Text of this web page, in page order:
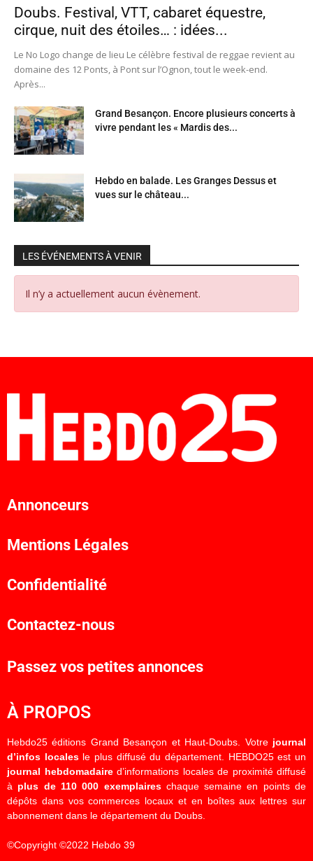
Doubs. Festival, VTT, cabaret équestre,
cirque, nuit des étoiles… : idées...
Le No Logo change de lieu Le célèbre festival de reggae revient au
domaine des 12 Ponts, à Pont sur l’Ognon, tout le week-end.
Après...
Grand Besançon. Encore plusieurs concerts à
vivre pendant les « Mardis des...
Hebdo en balade. Les Granges Dessus et
vues sur le château...
LES ÉVÉNEMENTS À VENIR
Il n’y a actuellement aucun évènement.
Annonceurs
Mentions Légales
Confidentialité
Contactez-nous
Passez vos petites annonces
À PROPOS
Hebdo25 éditions Grand Besançon et Haut-Doubs. Votre journal
d’infos localesle plus diffusé du département. HEBDO25 est un
journal hebdomadaired’informations locales de proximité diffusé
à plus de 110 000 exemplaireschaque semaine en points de
dépôts dans vos commerces locaux et en boîtes aux lettres sur
abonnement dans le département du Doubs.
©Copyright ©2022 Hebdo 39